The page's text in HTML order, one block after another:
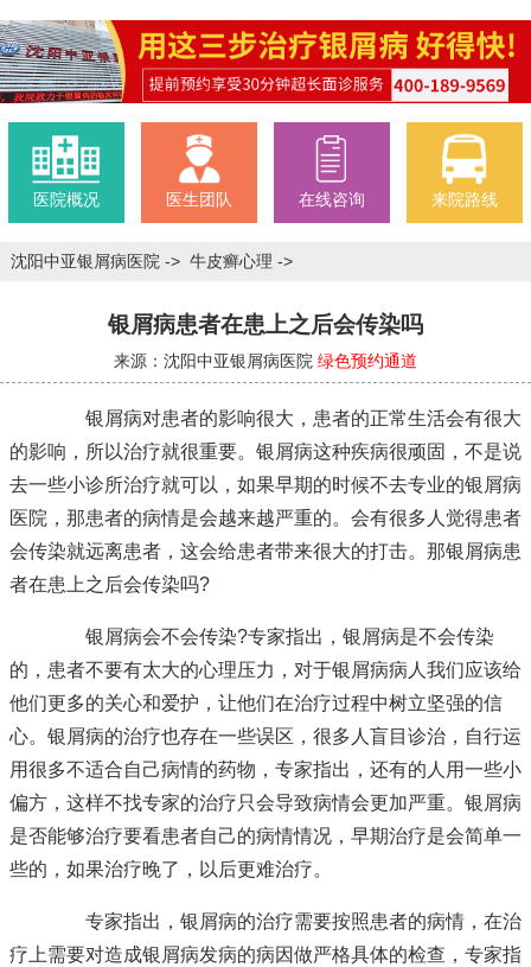
医院概况 医生团队 在线咨询 来院路线
沈阳中亚银屑病医院 -> 牛皮癣心理 ->
银屑病患者在患上之后会传染吗
来源：沈阳中亚银屑病医院 绿色预约通道
银屑病对患者的影响很大，患者的正常生活会有很大
的影响，所以治疗就很重要。银屑病这种疾病很顽固，不是说
去一些小诊所治疗就可以，如果早期的时候不去专业的银屑病
医院，那患者的病情是会越来越严重的。会有很多人觉得患者
会传染就远离患者，这会给患者带来很大的打击。那银屑病患
者在患上之后会传染吗?
银屑病会不会传染?专家指出，银屑病是不会传染
的，患者不要有太大的心理压力，对于银屑病病人我们应该给
他们更多的关心和爱护，让他们在治疗过程中树立坚强的信
心。银屑病的治疗也存在一些误区，很多人盲目诊治，自行运
用很多不适合自己病情的药物，专家指出，还有的人用一些小
偏方，这样不找专家的治疗只会导致病情会更加严重。银屑病
是否能够治疗要看患者自己的病情情况，早期治疗是会简单一
些的，如果治疗晚了，以后更难治疗。
专家指出，银屑病的治疗需要按照患者的病情，在治
疗上需要对造成银屑病发病的病因做严格具体的检查，专家指